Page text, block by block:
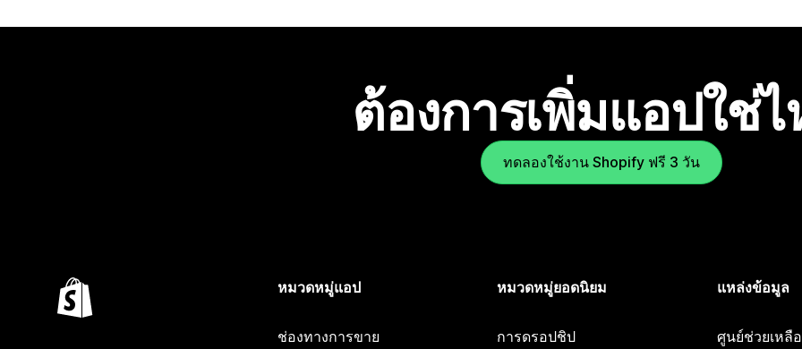
ต้องการเพิ่มแอปใช่
ทดลองใช้งาน Shopify ฟรี 3 วัน
หมวดหมู่แอป
ช่องทางการขาย
หมวดหมู่ยอดนิยม
การดรอปชิป
แหล่งข้อมูล
ศูนย์ช่วยเหลื